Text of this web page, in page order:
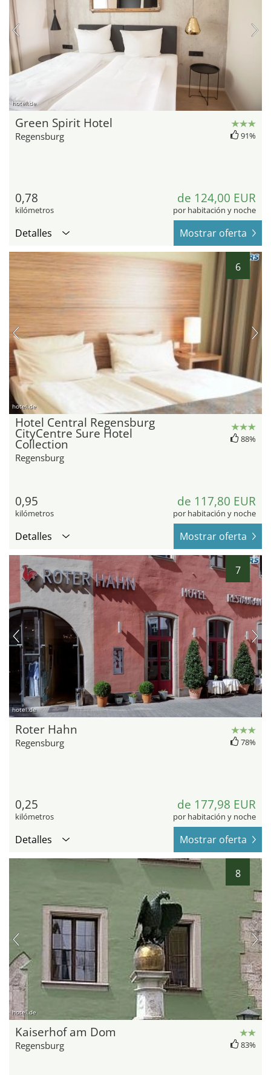
hotel.de
Green Spirit Hotel
Regensburg 91%
0,78
kilómetros
de 124,00 EUR
por habitación y noche
Detalles Mostrar oferta
6
hotel.de
Hotel Central Regensburg
CityCentre Sure Hotel
Collection
Regensburg
88%
0,95
kilómetros
de 117,80 EUR
por habitación y noche
Detalles Mostrar oferta
7
hotel.de
Roter Hahn
Regensburg 78%
0,25
kilómetros
de 177,98 EUR
por habitación y noche
Detalles Mostrar oferta
8
hotel.de
Kaiserhof am Dom
Regensburg 83%